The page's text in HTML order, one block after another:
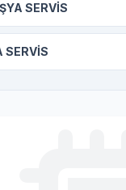
SERVIS
SERVIS